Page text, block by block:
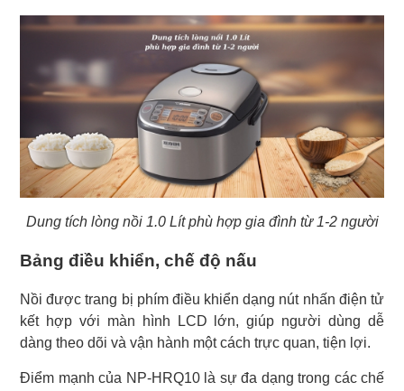
Dung tích lòng nồi 1.0 Lít phù hợp gia đình từ 1-2 người
Bảng điều khiển, chế độ nấu
Nồi được trang bị phím điều khiển dạng nút nhấn điện tử
kết hợp với màn hình LCD lớn, giúp người dùng dễ
dàng theo dõi và vận hành một cách trực quan, tiện lợi.
Điểm mạnh của NP-HRQ10 là sự đa dạng trong các chế